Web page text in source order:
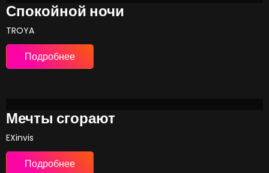
Спокойной ночи
TROYA
Подробнее
Мечты сгорают
EXinvis
Подробнее